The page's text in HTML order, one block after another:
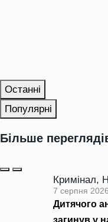
Останні
Популярні
Більше
Кримінал,
7 серпня 2026
Дитячого
загинув у